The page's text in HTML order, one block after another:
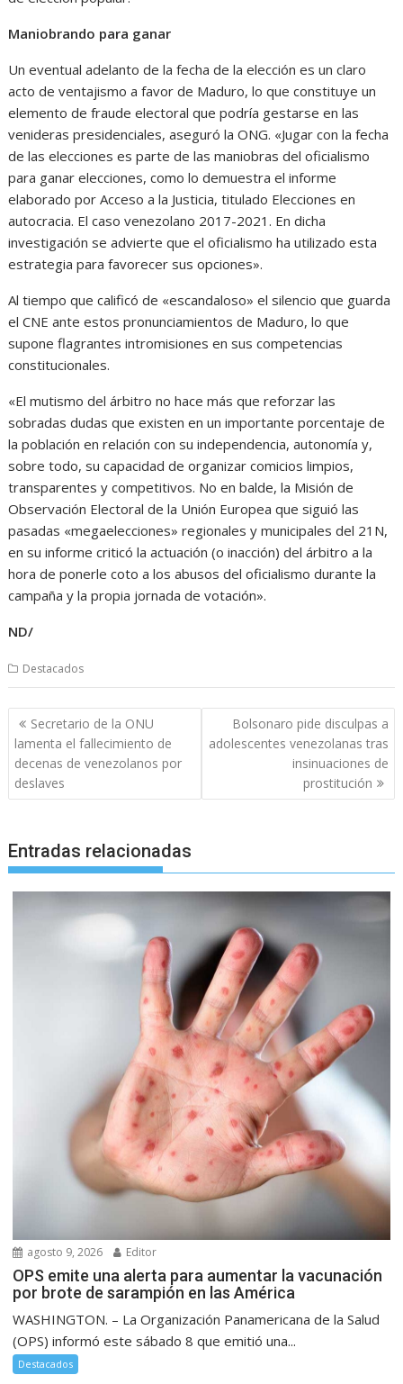
Maniobrando para ganar
Un eventual adelanto de la fecha de la elección es un claro
acto de ventajismo a favor de Maduro, lo que constituye un
elemento de fraude electoral que podría gestarse en las
venideras presidenciales, aseguró la ONG. «Jugar con la fecha
de las elecciones es parte de las maniobras del oficialismo
para ganar elecciones, como lo demuestra el informe
elaborado por Acceso a la Justicia, titulado Elecciones en
autocracia. El caso venezolano 2017-2021. En dicha
investigación se advierte que el oficialismo ha utilizado esta
estrategia para favorecer sus opciones».
Al tiempo que calificó de «escandaloso» el silencio que guarda
el CNE ante estos pronunciamientos de Maduro, lo que
supone flagrantes intromisiones en sus competencias
constitucionales.
«El mutismo del árbitro no hace más que reforzar las
sobradas dudas que existen en un importante porcentaje de
la población en relación con su independencia, autonomía y,
sobre todo, su capacidad de organizar comicios limpios,
transparentes y competitivos. No en balde, la Misión de
Observación Electoral de la Unión Europea que siguió las
pasadas «megaelecciones» regionales y municipales del 21N,
en su informe criticó la actuación (o inacción) del árbitro a la
hora de ponerle coto a los abusos del oficialismo durante la
campaña y la propia jornada de votación».
ND/
Destacados
Navegación
de
entradas
Secretario de la ONU
lamenta el fallecimiento de
decenas de venezolanos por
deslaves
Bolsonaro pide disculpas a
adolescentes venezolanas tras
insinuaciones de
prostitución
Entradas relacionadas
agosto 9, 2026 Editor
OPS emite una alerta para aumentar la vacunación
por brote de sarampión en las América
WASHINGTON. – La Organización Panamericana de la Salud
(OPS) informó este sábado 8 que emitió una...
Destacados